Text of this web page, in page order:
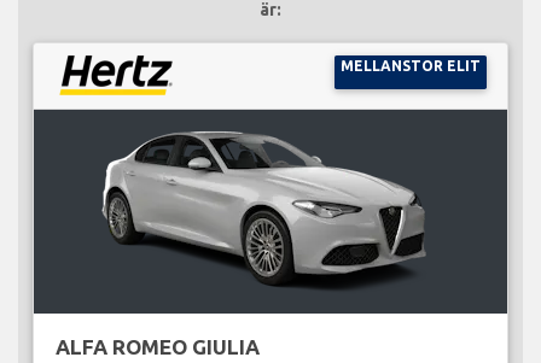
är:
MELLANSTOR ELIT
ALFA ROMEO GIULIA